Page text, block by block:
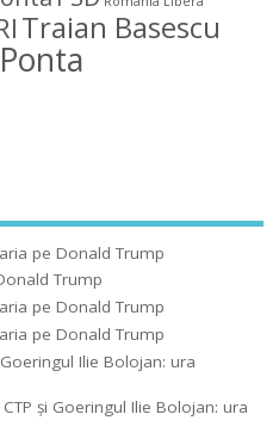
Traian Basescu
pe Donald Trump
Trump
pe Donald Trump
pe Donald Trump
Ilie Bolojan: ura
şi Goeringul Ilie Bolojan: ura